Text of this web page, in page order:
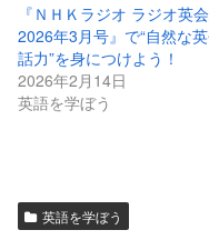
『ＮＨＫラジオ ラジオ英
2026年3月号』で“自然な
話力”を身につけよう！
2026年2月14日
英語を学ぼう
英語を学ぼう